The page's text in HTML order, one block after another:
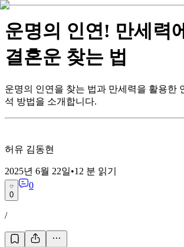
운명의 인연! 만세력
결혼운 찾는 법
운명의 인연을 찾는 법과 만세력을 활용한
석 방법을 소개합니다.
허유 김동현
2025년 6월 22일•12 분 읽기
0
0
/